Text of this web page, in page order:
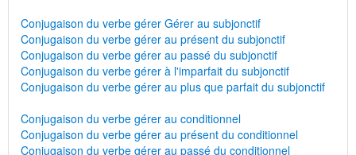
Conjugaison du verbe gérer Gérer au subjonctif
Conjugaison du verbe gérer au présent du subjonctif
Conjugaison du verbe gérer au passé du subjonctif
Conjugaison du verbe gérer à l'imparfait du subjonctif
Conjugaison du verbe gérer au plus que parfait du subjonctif
Conjugaison du verbe gérer au conditionnel
Conjugaison du verbe gérer au présent du conditionnel
Conjugaison du verbe gérer au passé du conditionnel